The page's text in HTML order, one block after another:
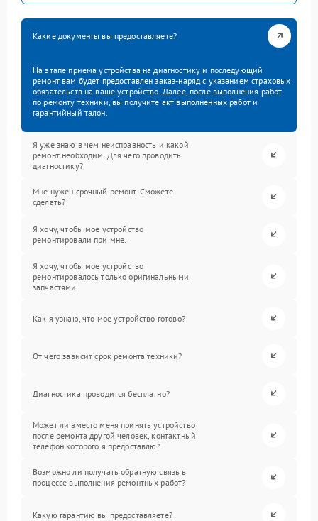
Какие документы вы предоставляете?
На этапе приема устройства на диагностику и последующий
ремонт вам будет предоставлен заказ-наряд с указанием страховых
обязательств на ваше устройство. Далее, после выполнения работ
по ремонту техники, вы получите акт выполненных работ и
гарантийный талон.
Я уже знаю в чем неисправность и какой
ремонт необходим. Для чего проводить
диагностику?
Мне нужен срочный ремонт. Сможете
сделать?
Я хочу, чтобы мое устройство
ремонтировали при мне.
Я хочу, чтобы мое устройство
ремонтировалось только оригинальными
запчастями.
Как я узнаю, что мое устройство готово?
От чего зависит срок ремонта техники?
Диагностика проводится бесплатно?
Может ли вместо меня принять устройство
после ремонта другой человек, контактный
телефон которого я предоставлю?
Возможно ли получать обратную связь в
процессе выполнения ремонтных работ?
Какую гарантию вы предоставляете?